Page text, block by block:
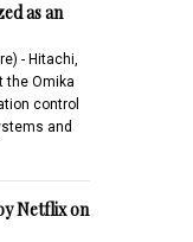
as an
- Hitachi,
the Omika
control
and
Netflix on